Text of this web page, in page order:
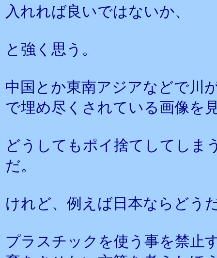
入れれば良いではないか、
と強く思う。
中国とか東南アジアなどで川
で埋め尽くされている画像を
どうしてもポイ捨てしてしま
だ。
けれど、例えば日本ならどう
プラスチックを使う事を禁止